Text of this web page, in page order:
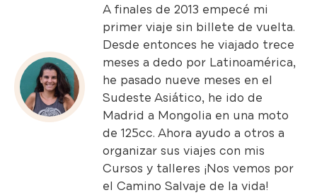
A finales de 2013 empecé mi
primer viaje sin billete de vuelta.
Desde entonces he viajado trece
meses a dedo por Latinoamérica,
he pasado nueve meses en el
Sudeste Asiático, he ido de
Madrid a Mongolia en una moto
de 125cc. Ahora ayudo a otros a
organizar sus viajes con mis
Cursos y talleres ¡Nos vemos por
el Camino Salvaje de la vida!